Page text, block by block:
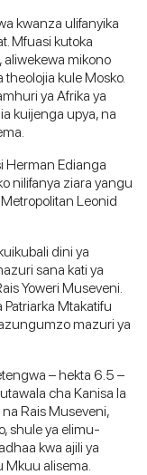
kwanza ulifanyika
Mfuasi kutoka
aliwekewa mikono
kule Mosko.
ya Afrika ya
kuijenga upya, na
Herman Edianga
nilifanya ziara yangu
Leonid
dini ya
sana kati ya
Yoweri Museveni.
Mtakatifu
mazuri ya
– hekta 6.5 –
cha Kanisa la
Rais Museveni,
shule ya elimu-
kwa ajili ya
alisema.